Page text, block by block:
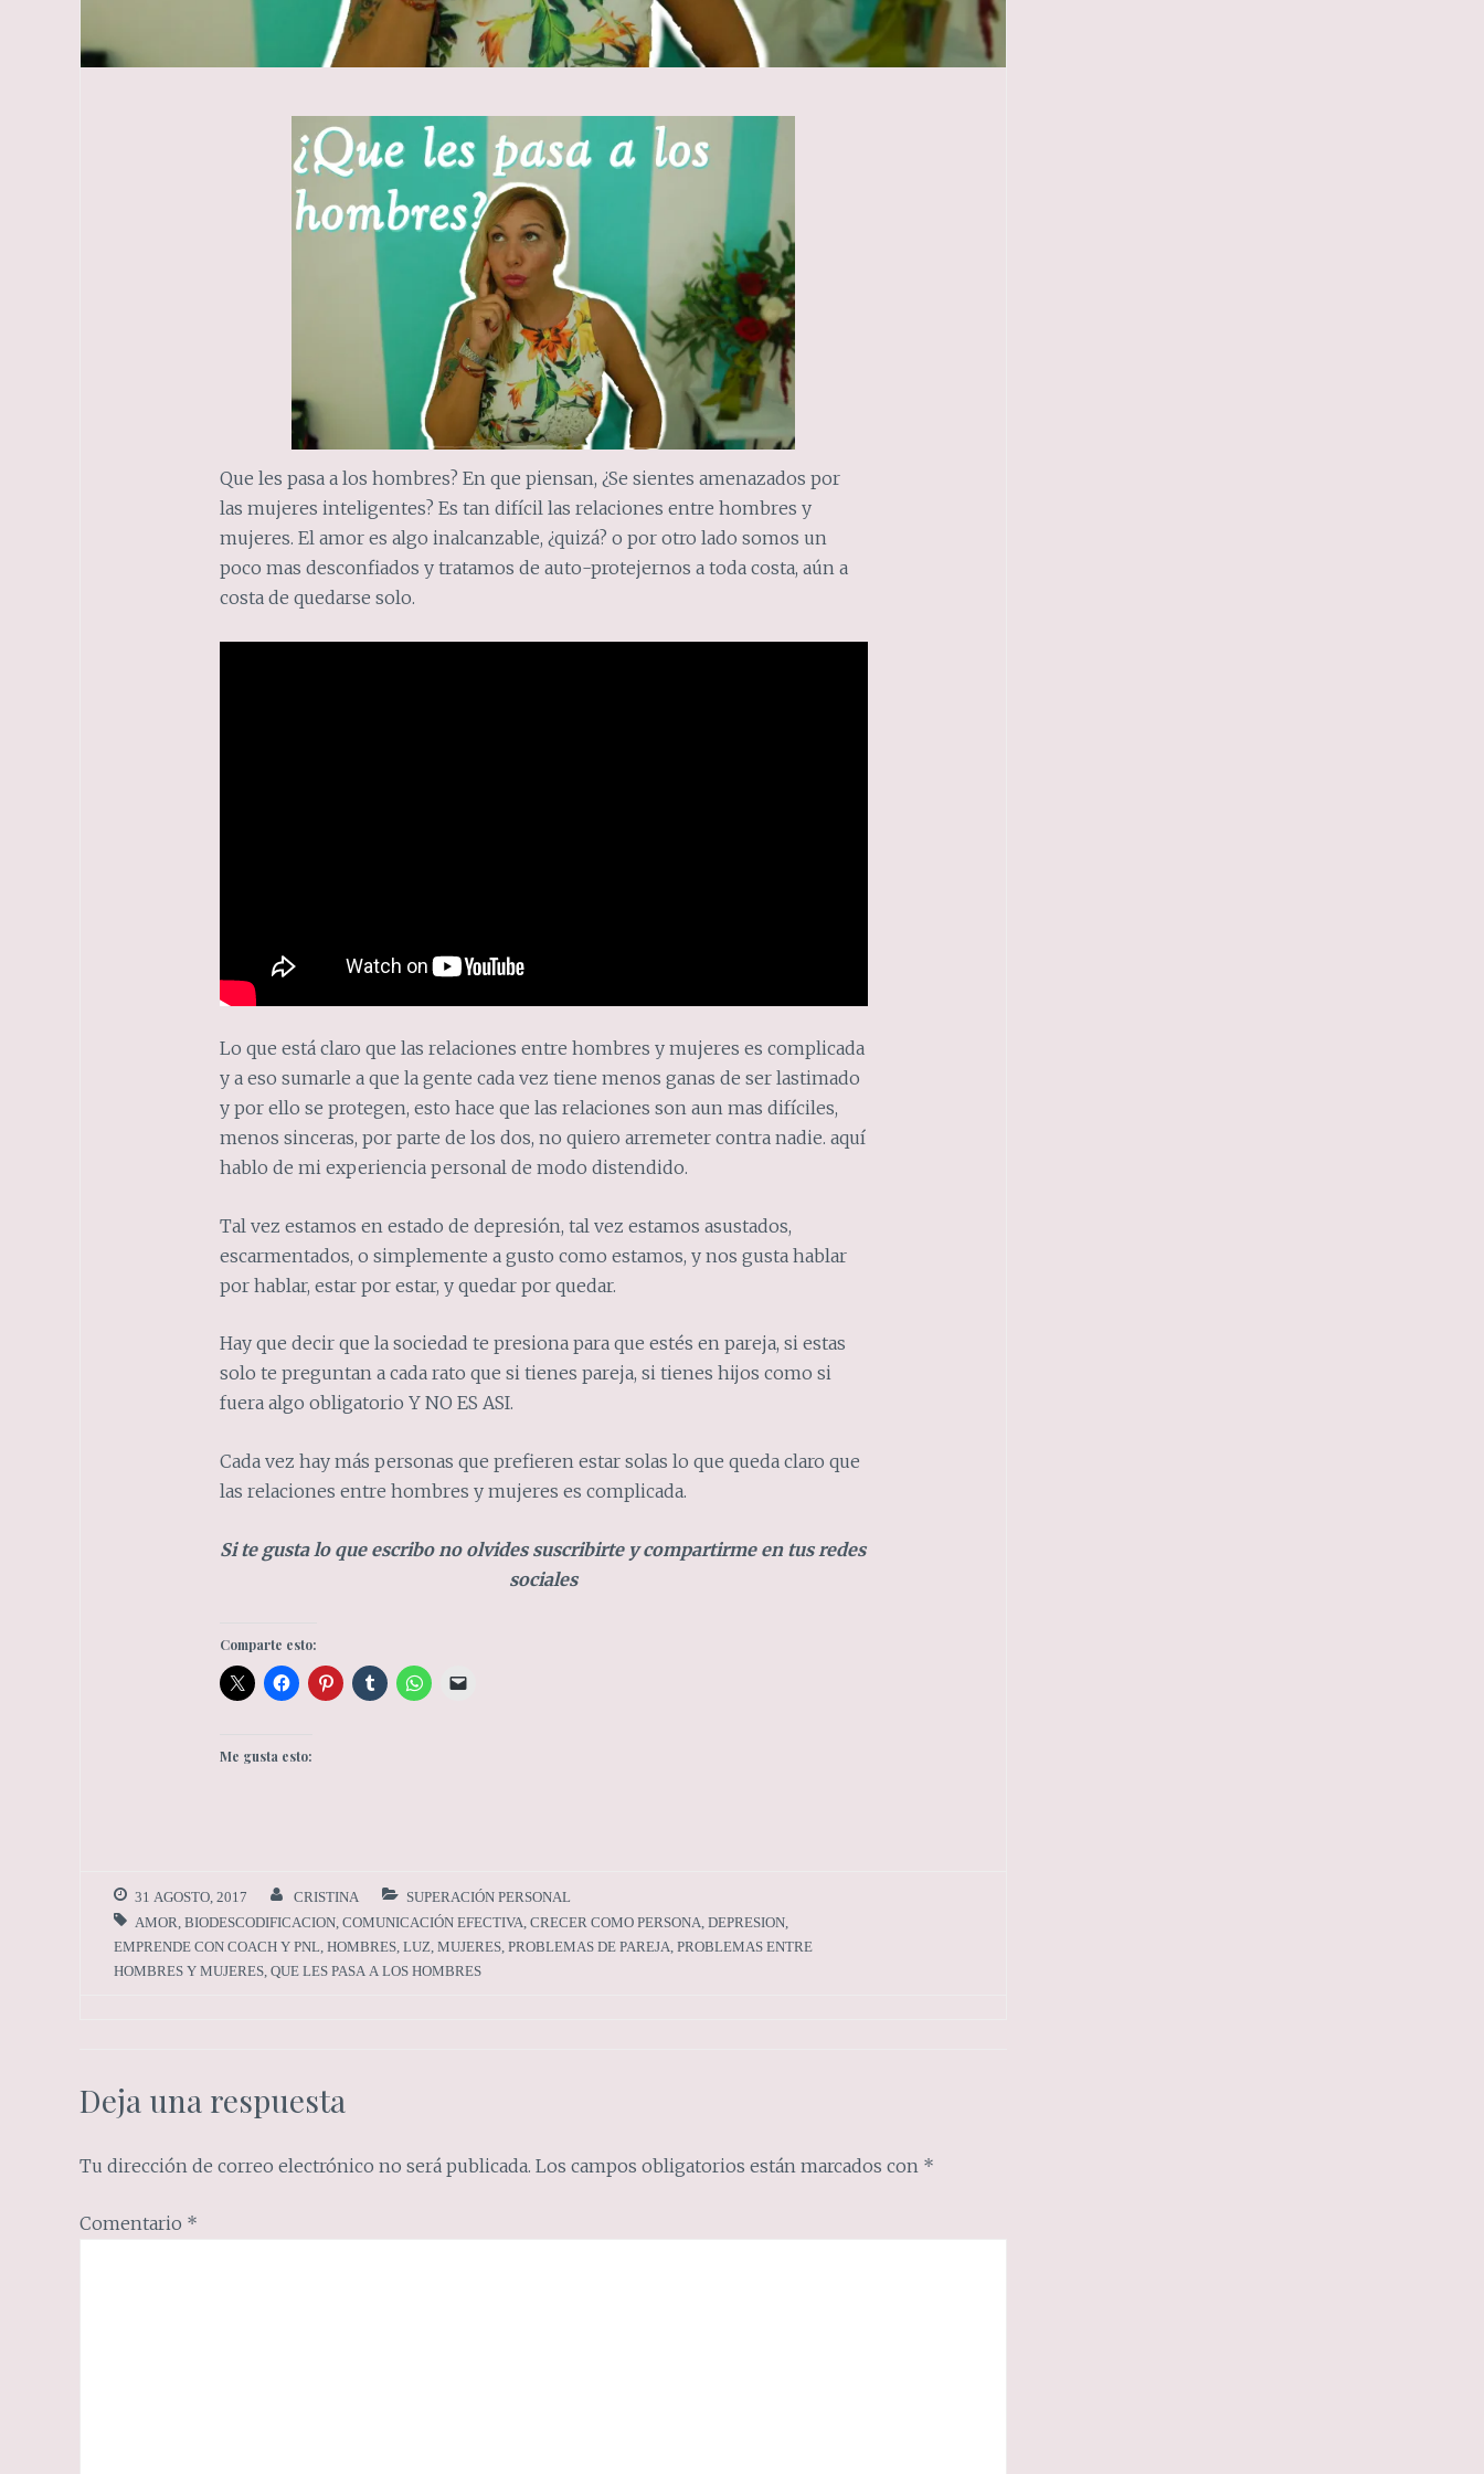
Que les pasa a los hombres? En que piensan, ¿Se sientes amenazados por
las mujeres inteligentes? Es tan difícil las relaciones entre hombres y
mujeres. El amor es algo inalcanzable, ¿quizá? o por otro lado somos un
poco mas desconfiados y tratamos de auto-protejernos a toda costa, aún a
costa de quedarse solo.
Lo que está claro que las relaciones entre hombres y mujeres es complicada
y a eso sumarle a que la gente cada vez tiene menos ganas de ser lastimado
y por ello se protegen, esto hace que las relaciones son aun mas difíciles,
menos sinceras, por parte de los dos, no quiero arremeter contra nadie. aquí
hablo de mi experiencia personal de modo distendido.
Tal vez estamos en estado de depresión, tal vez estamos asustados,
escarmentados, o simplemente a gusto como estamos, y nos gusta hablar
por hablar, estar por estar, y quedar por quedar.
Hay que decir que la sociedad te presiona para que estés en pareja, si estas
solo te preguntan a cada rato que si tienes pareja, si tienes hijos como si
fuera algo obligatorio Y NO ES ASI.
Cada vez hay más personas que prefieren estar solas lo que queda claro que
las relaciones entre hombres y mujeres es complicada.
Si te gusta lo que escribo no olvides suscribirte y compartirme en tus redes
sociales
Comparte esto:
Me gusta esto:
31 AGOSTO, 2017 CRISTINA
SUPERACIÓN PERSONAL
AMOR BIODESCODIFICACION COMUNICACIÓN EFECTIVA CRECER COMO PERSONA DEPRESION
EMPRENDE CON COACH Y PNL HOMBRES LUZ MUJERES PROBLEMAS DE PAREJA PROBLEMAS ENTRE
HOMBRES Y MUJERES QUE LES PASA A LOS HOMBRES
Deja una respuesta
Tu dirección de correo electrónico no será publicada. Los campos obligatorios están marcados con *
Comentario *